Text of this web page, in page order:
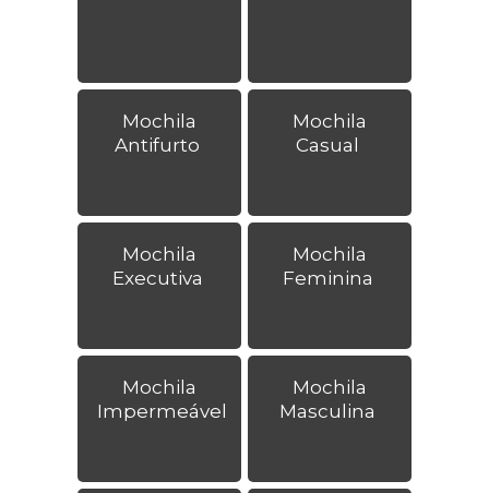
Mochila
Antifurto
Mochila
Casual
Mochila
Executiva
Mochila
Feminina
Mochila
Impermeável
Mochila
Masculina